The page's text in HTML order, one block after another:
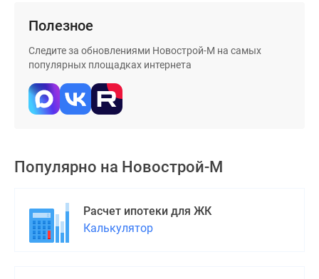
Полезное
Следите за обновлениями Новострой-М на самых
популярных площадках интернета
Популярно на Новострой-М
Расчет ипотеки для ЖК
Калькулятор